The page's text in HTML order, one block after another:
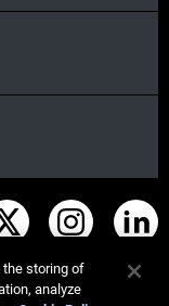
the storing of
analyze